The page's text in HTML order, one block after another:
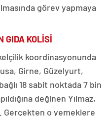
görev yapmaya
GIDA KOLİSİ
koordinasyonunda
Girne, Güzelyurt,
18 sabit noktada 7 bin
değinen Yılmaz,
Gerçekten o yemeklere